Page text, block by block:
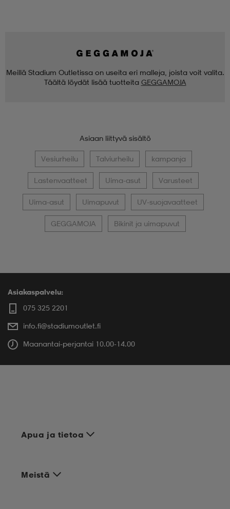
Meillä Stadium Outletissa on useita eri malleja, joista voit valita.
Täältä löydät lisää tuotteita GEGGAMOJA
Asiaan liittyvä sisältö
Vesiurheilu Talviurheilu kampanja
Lastenvaatteet Uima-asut Varusteet
Uima-asut Uimapuvut UV-suojavaatteet
GEGGAMOJA Bikinit ja uimapuvut
Asiakaspalvelu:
075 325 2201
info.fi@stadiumoutlet.fi
Maanantai-perjantai 10.00-14.00
Apua ja tietoa
Meistä